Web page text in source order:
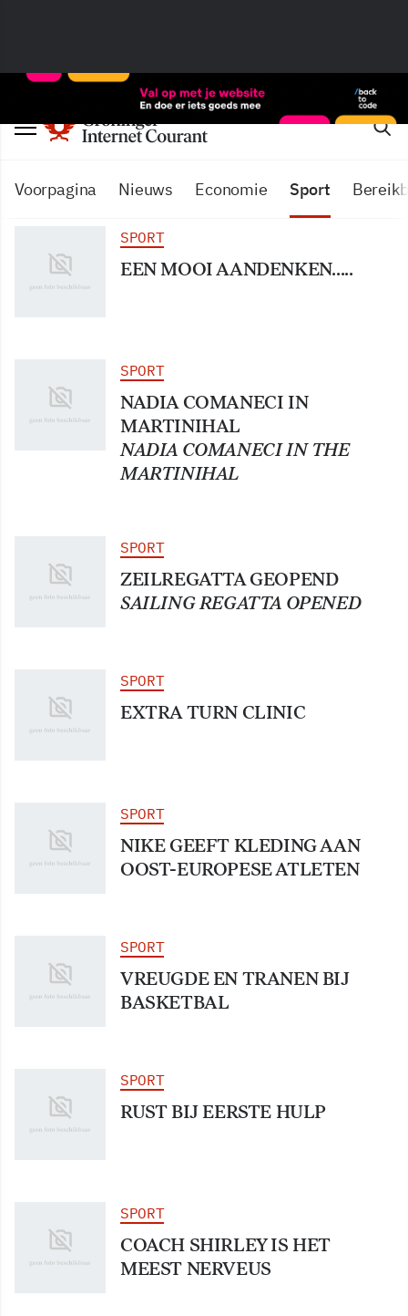
Voorpagina Nieuws Economie Sport
SPORT
EEN MOOI AANDENKEN…..
SPORT
NADIA COMANECI IN
MARTINIHAL
NADIA COMANECI IN THE
MARTINIHAL
SPORT
ZEILREGATTA GEOPEND
SAILING REGATTA OPENED
SPORT
EXTRA TURN CLINIC
SPORT
NIKE GEEFT KLEDING AAN
OOST-EUROPESE ATLETEN
SPORT
VREUGDE EN TRANEN BIJ
BASKETBAL
SPORT
RUST BIJ EERSTE HULP
SPORT
COACH SHIRLEY IS HET
MEEST NERVEUS